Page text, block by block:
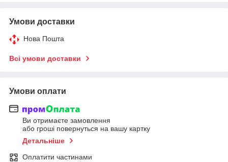
Умови доставки
Нова Пошта
Всі умови доставки
Умови оплати
Ви отримаєте замовлення
або гроші повернуться на вашу картку
Детальніше
Оплатити частинами